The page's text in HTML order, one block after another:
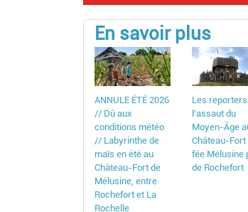
En savoir plus
ANNULE ÉTÉ 2026
// Dû aux
conditions météo
// Labyrinthe de
maïs en été au
Château-Fort de
Mélusine, entre
Rochefort et La
Rochelle
Les
l'assaut du
Moyen-Âge
Château-Fort
fée Mélusine
de Rochefort